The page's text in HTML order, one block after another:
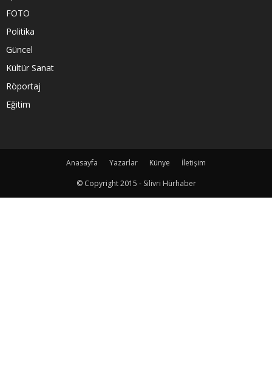
FOTO
Politika
Güncel
Kültür Sanat
Röportaj
Eğitim
Anasayfa Yazarlar Künye
İletişim
© Copyright 2015 - Silivri Hürhaber